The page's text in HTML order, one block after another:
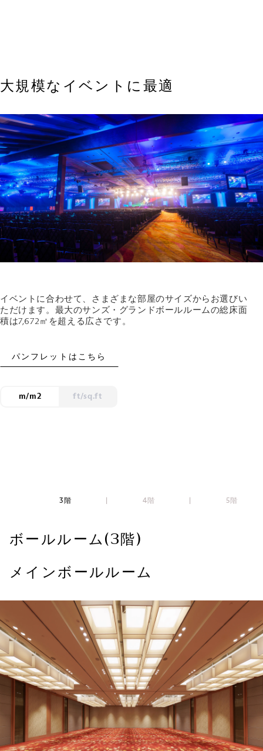
大規模なイベントに最適
イベントに合わせて、さまざまな部屋のサイズからお選びい
ただけます。最大のサンズ・グランドボールルームの総床面
積は7,672㎡を超える広さです。
m/m2 ft/sq.ft
パンフレットはこちら
3階 4階 5階
ボールルーム(3階)
メインボールルーム